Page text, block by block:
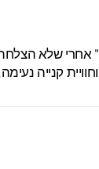
שלא
קנייה